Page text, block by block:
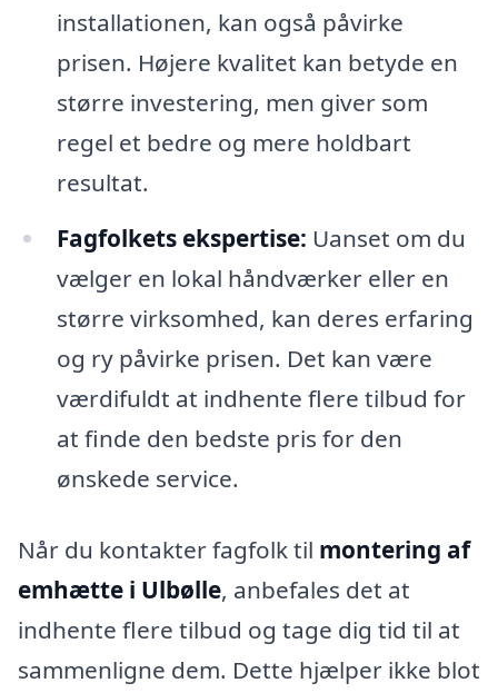
installationen, kan også påvirke
prisen. Højere kvalitet kan betyde en
større investering, men giver som
regel et bedre og mere holdbart
resultat.
Fagfolkets ekspertise: Uanset om du
vælger en lokal håndværker eller en
større virksomhed, kan deres erfaring
og ry påvirke prisen. Det kan være
værdifuldt at indhente flere tilbud for
at finde den bedste pris for den
ønskede service.
Når du kontakter fagfolk til montering af
emhætte i Ulbølle, anbefales det at
indhente flere tilbud og tage dig tid til at
sammenligne dem. Dette hjælper ikke blot